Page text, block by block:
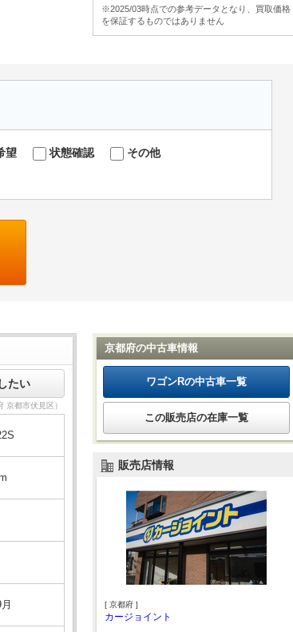
※2025/03時点での参考データとなり、買取価格
を保証するものではありません
望 状態確認
その他
京都市伏見区）
京都府の中古車情報
ワゴンRの中古車一覧
この販売店の在庫一覧
販売店情報
[ 京都府 ]
カージョイント